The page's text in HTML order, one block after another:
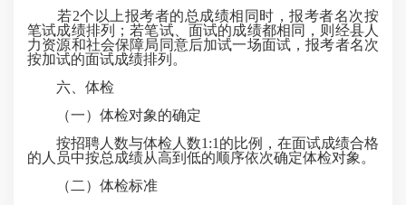
若2个以上报考者的总成绩相同时，报考者名次按
笔试成绩排列；若笔试、面试的成绩都相同，则经县人
力资源和社会保障局同意后加试一场面试，报考者名次
按加试的面试成绩排列。
六、体检
（一）体检对象的确定
按招聘人数与体检人数1:1的比例，在面试成绩合格
的人员中按总成绩从高到低的顺序依次确定体检对象。
（二）体检标准